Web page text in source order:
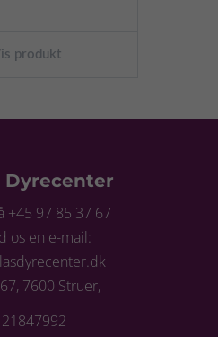
produkt
Dyrecenter
+45 97 85 37 67
os en e-mail:
7600 Struer,
21847992